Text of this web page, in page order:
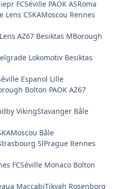
FCSéville PAOK ASRoma
Lens CSKAMoscou Rennes
AZ67 Besiktas MBorough
Lokomotiv Besiktas
Espanol Lille
Bolton PAOK AZ67
VikingStavanger Bâle
Bâle
SlPrague Rennes
FCSéville Monaco Bolton
MaccabiTikvah Rosenborg